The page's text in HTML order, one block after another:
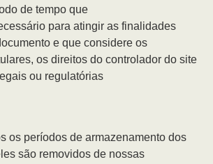
de tempo que
para atingir as finalidades
e que considere os
os direitos do controlador do site
ou regulatórias
os períodos de armazenamento dos
são removidos de nossas